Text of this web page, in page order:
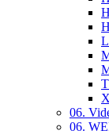
06.
06.